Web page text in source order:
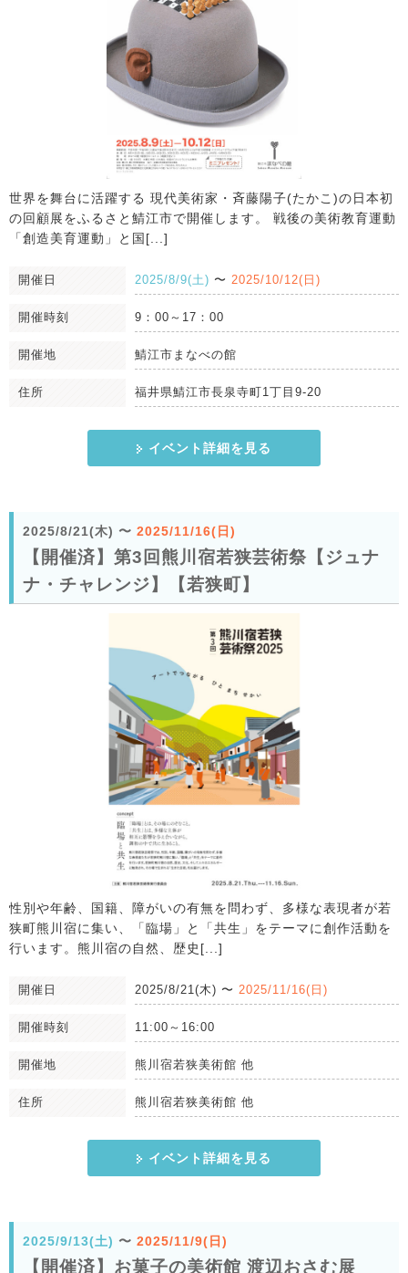
世界を舞台に活躍する 現代美術家・斉藤陽子(たかこ)の日本初
の回顧展をふるさと鯖江市で開催します。 戦後の美術教育運動
「創造美育運動」と国[...]
開催日 2025/8/9(土) 〜 2025/10/12(日)
開催時刻 9：00～17：00
開催地 鯖江市まなべの館
住所 福井県鯖江市長泉寺町1丁目9-20
イベント詳細を見る
2025/8/21(木) 〜 2025/11/16(日)
【開催済】第3回熊川宿若狭芸術祭【ジュナ
ナ・チャレンジ】【若狭町】
性別や年齢、国籍、障がいの有無を問わず、多様な表現者が若
狭町熊川宿に集い、「臨場」と「共生」をテーマに創作活動を
行います。熊川宿の自然、歴史[...]
開催日 2025/8/21(木) 〜 2025/11/16(日)
開催時刻 11:00～16:00
開催地 熊川宿若狭美術館 他
住所 熊川宿若狭美術館 他
イベント詳細を見る
2025/9/13(土) 〜 2025/11/9(日)
【開催済】お菓子の美術館 渡辺おさむ展